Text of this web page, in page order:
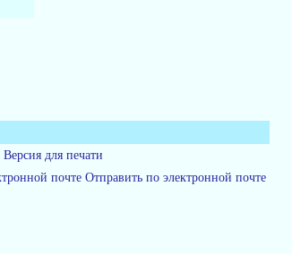
Версия для печати
Отправить по электронной почте